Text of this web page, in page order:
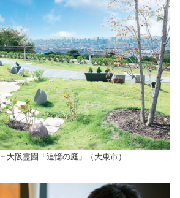
大阪霊園「追憶の庭」（大東市）